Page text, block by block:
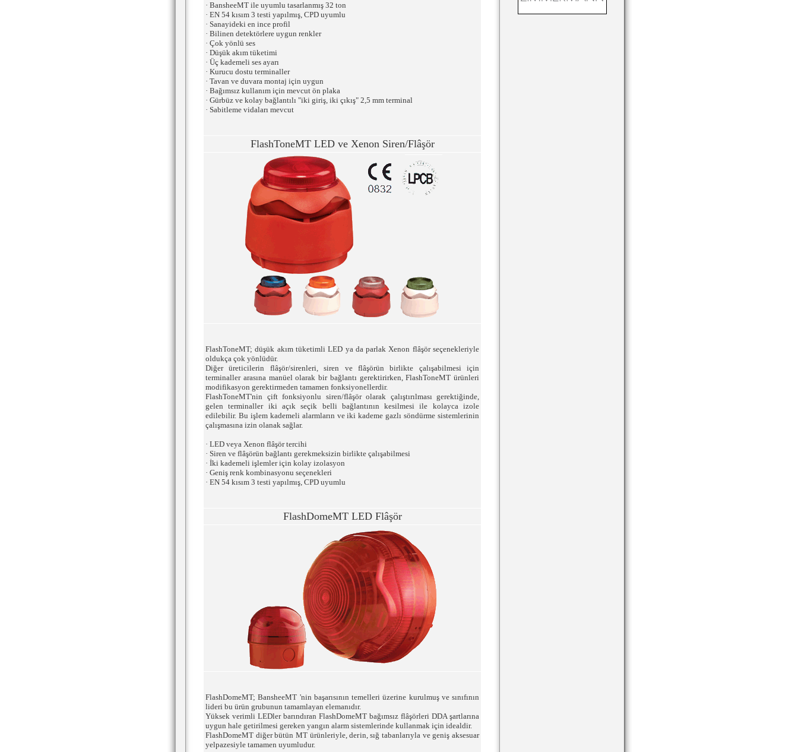
· BansheeMT ile uyumlu tasarlanmış 32 ton
· EN 54 kısım 3 testi yapılmış, CPD uyumlu
· Sanayideki en ince profil
· Bilinen detektörlere uygun renkler
· Çok yönlü ses
· Düşük akım tüketimi
· Üç kademeli ses ayarı
· Kurucu dostu terminaller
· Tavan ve duvara montaj için uygun
· Bağımsız kullanım için mevcut ön plaka
· Gürbüz ve kolay bağlantılı "iki giriş, iki çıkış" 2,5 mm terminal
· Sabitleme vidaları mevcut
FlashToneMT LED ve Xenon Siren/Flâşör
FlashToneMT; düşük akım tüketimli LED ya da parlak Xenon flâşör seçenekleriyle
oldukça çok yönlüdür.
Diğer üreticilerin flâşör/sirenleri, siren ve flâşörün birlikte çalışabilmesi için
terminaller arasına manüel olarak bir bağlantı gerektirirken, FlashToneMT ürünleri
modifikasyon gerektirmeden tamamen fonksiyonellerdir.
FlashToneMT'nin çift fonksiyonlu siren/flâşör olarak çalıştırılması gerektiğinde,
gelen terminaller iki açık seçik belli bağlantının kesilmesi ile kolayca izole
edilebilir. Bu işlem kademeli alarmların ve iki kademe gazlı söndürme sistemlerinin
çalışmasına izin olanak sağlar.
· LED veya Xenon flâşör tercihi
· Siren ve flâşörün bağlantı gerekmeksizin birlikte çalışabilmesi
· İki kademeli işlemler için kolay izolasyon
· Geniş renk kombinasyonu seçenekleri
· EN 54 kısım 3 testi yapılmış, CPD uyumlu
FlashDomeMT LED Flâşör
FlashDomeMT; BansheeMT 'nin başarısının temelleri üzerine kurulmuş ve sınıfının
lideri bu ürün grubunun tamamlayan elemanıdır.
Yüksek verimli LEDler barındıran FlashDomeMT bağımsız flâşörleri DDA şartlarına
uygun hale getirilmesi gereken yangın alarm sistemlerinde kullanmak için idealdir.
FlashDomeMT diğer bütün MT ürünleriyle, derin, sığ tabanlarıyla ve geniş aksesuar
yelpazesiyle tamamen uyumludur.